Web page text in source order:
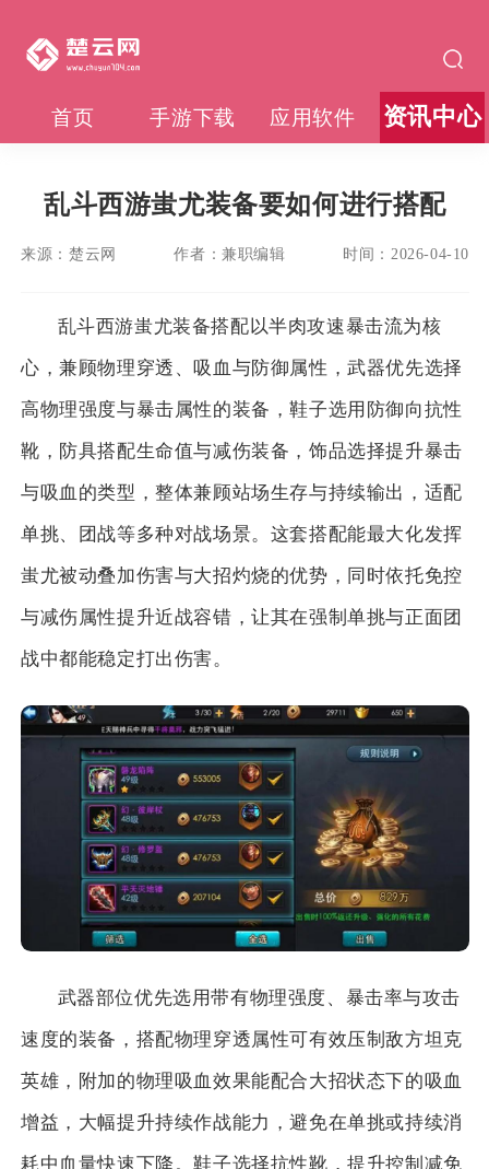
首页 手游下载 应用软件 资讯中心
乱斗西游蚩尤装备要如何进行搭配
来源： 楚云网 作者：兼职编辑 时间： 2026-04-10
乱斗西游蚩尤装备搭配以半肉攻速暴击流为核
心，兼顾物理穿透、吸血与防御属性，武器优先选择
高物理强度与暴击属性的装备，鞋子选用防御向抗性
靴，防具搭配生命值与减伤装备，饰品选择提升暴击
与吸血的类型，整体兼顾站场生存与持续输出，适配
单挑、团战等多种对战场景。这套搭配能最大化发挥
蚩尤被动叠加伤害与大招灼烧的优势，同时依托免控
与减伤属性提升近战容错，让其在强制单挑与正面团
战中都能稳定打出伤害。
武器部位优先选用带有物理强度、暴击率与攻击
速度的装备，搭配物理穿透属性可有效压制敌方坦克
英雄，附加的物理吸血效果能配合大招状态下的吸血
增益，大幅提升持续作战能力，避免在单挑或持续消
耗中血量快速下降。鞋子选择抗性靴，提升控制减免